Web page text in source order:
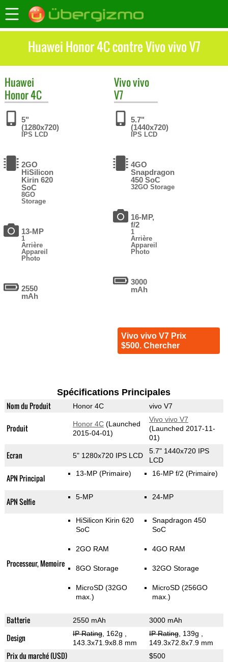
Huawei Honor 4C contre Vivo vivo V7
Huawei
Honor 4C
5"
(1280x720)
IPS LCD
2GO
HiSilicon
Kirin 620
SoC
8GO
Storage
13-MP
1
Arrière
Appareil
Photo
2550
mAh
Vivovivo
V7
5.7"
(1440x720)
IPS LCD
4GO
Snapdragon
450 SoC
32GO Storage
16-MP,
f/2
1
Arrière
Appareil
Photo
3000
mAh
Vivo vivo V7 Prix
$500. Chercher
Spécifications Principales
Nom du Produit Honor 4C vivo V7
Produit Honor 4C(Launched
2015-04-01)
Vivo vivo V7
(Launched 2017-11-
01)
Ecran 5" 1280x720 IPS LCD
5.7" 1440x720 IPS
LCD
APN Principal 13-MP (Primaire) 16-MP f/2 (Primaire)
APN Selfie 5-MP 24-MP
Processeur, Memoire
HiSilicon Kirin 620
SoC
2GO RAM
8GO Storage
MicroSD (32GO
max.)
Snapdragon 450
SoC
4GO RAM
32GO Storage
MicroSD (256GO
max.)
Batterie 2550 mAh 3000 mAh
Design IP Rating, 162g
143.3x71.9x8.8 mm
IP Rating, 139g
149.3x72.8x7.9 mm
Prix du marché (USD) $500